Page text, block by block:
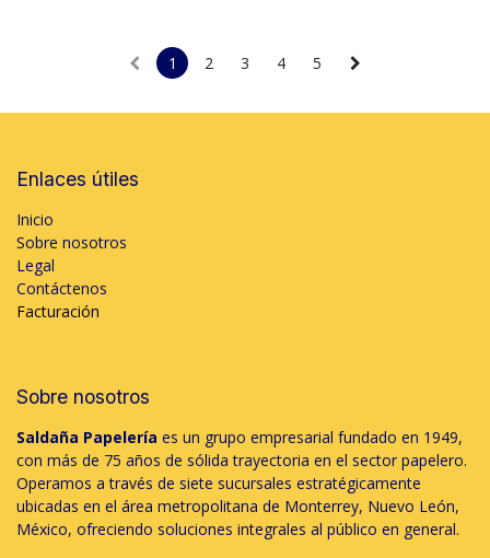
1 2 3 4 5
Enlaces útiles
Inicio
Sobre nosotros
Legal
Contáctenos
Facturación
Sobre nosotros
Saldaña Papelería es un grupo empresarial fundado en 1949,
con más de 75 años de sólida trayectoria en el sector papelero.
Operamos a través de siete sucursales estratégicamente
ubicadas en el área metropolitana de Monterrey, Nuevo León,
México, ofreciendo soluciones integrales al público en general.